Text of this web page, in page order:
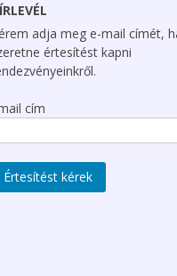
adja meg e-mail címét,
értesítést kapni
cím